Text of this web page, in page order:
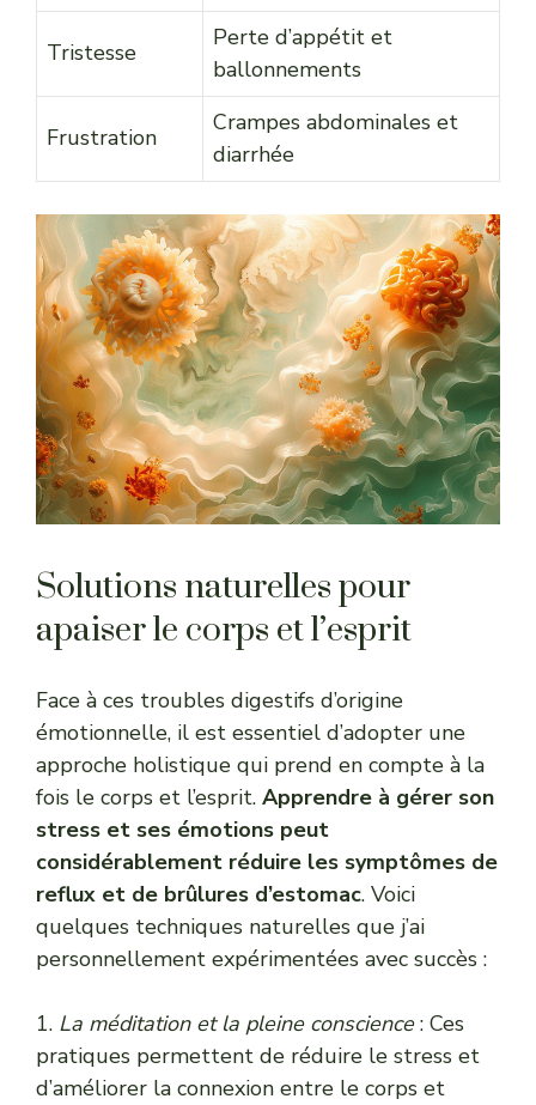
Tristesse
Perte d’appétit et
ballonnements
Frustration
Crampes abdominales et
diarrhée
Solutions naturelles pour
apaiser le corps et l’esprit
Face à ces troubles digestifs d’origine
émotionnelle, il est essentiel d’adopter une
approche holistique qui prend en compte à la
fois le corps et l’esprit. Apprendre à gérer son
stress et ses émotions peut
considérablement réduire les symptômes de
reflux et de brûlures d’estomac. Voici
quelques techniques naturelles que j’ai
personnellement expérimentées avec succès :
1. La méditation et la pleine conscience: Ces
pratiques permettent de réduire le stress et
d’améliorer la connexion entre le corps et